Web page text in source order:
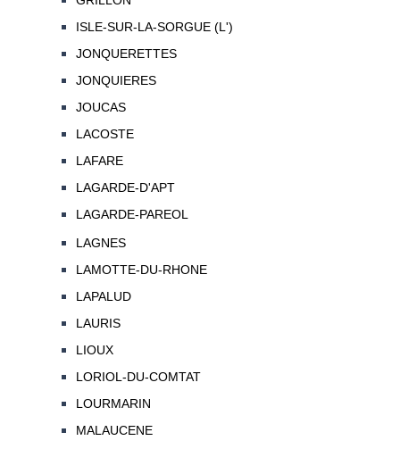
ISLE-SUR-LA-SORGUE (L')
JONQUERETTES
JONQUIERES
JOUCAS
LACOSTE
LAFARE
LAGARDE-D'APT
LAGARDE-PAREOL
LAGNES
LAMOTTE-DU-RHONE
LAPALUD
LAURIS
LIOUX
LORIOL-DU-COMTAT
LOURMARIN
MALAUCENE